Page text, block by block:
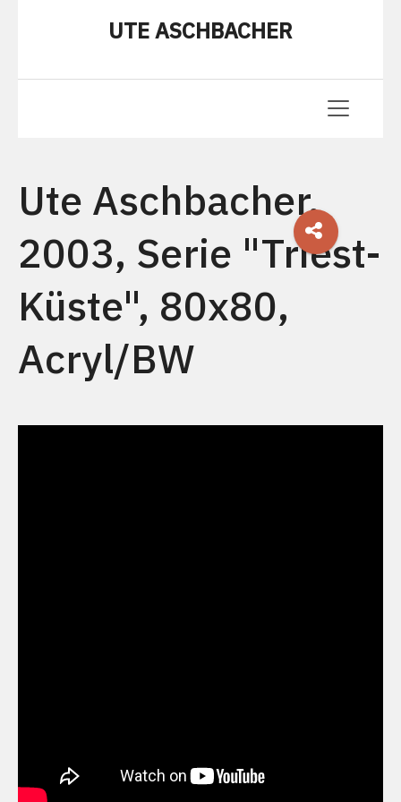
UTE ASCHBACHER
Ute Aschbacher,
2003, Serie "Triest-
Küste", 80x80,
Acryl/BW